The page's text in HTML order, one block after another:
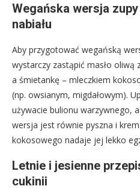
Wegańska wersja
nabiału
Aby przygotować wegańską
wystarczy zastąpić masło
a śmietankę – mleczkiem
(np. owsianym, migdałowym).
używacie bulionu warzywnego,
wersja jest równie pyszna i
kokosowego nadaje jej lekko
Letnie i jesienne
cukinii